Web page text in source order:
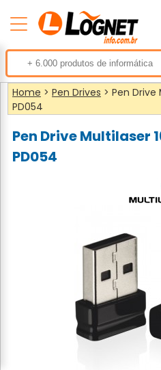
Home > Pen Drives > Pen Drive
PD054
Pen Drive Multilaser
PD054